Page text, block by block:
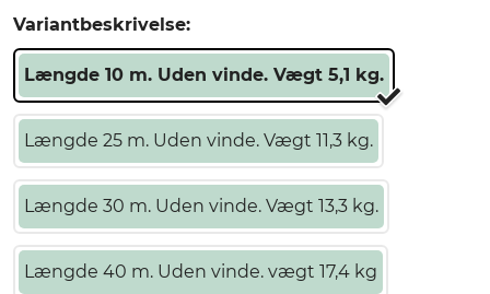
Variantbeskrivelse:
Længde 10 m. Uden vinde. Vægt 5,1 kg.
Længde 25 m. Uden vinde. Vægt 11,3 kg.
Længde 30 m. Uden vinde. Vægt 13,3 kg.
Længde 40 m. Uden vinde. vægt 17,4 kg